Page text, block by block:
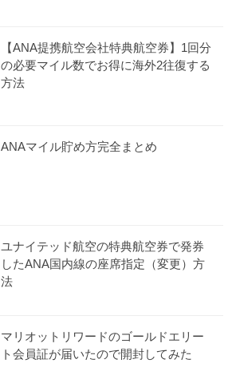
【ANA提携航空会社特典航空券】1回分
の必要マイル数でお得に海外2往復する
方法
ANAマイル貯め方完全まとめ
ユナイテッド航空の特典航空券で発券
したANA国内線の座席指定（変更）方
法
マリオットリワードのゴールドエリー
ト会員証が届いたので開封してみた